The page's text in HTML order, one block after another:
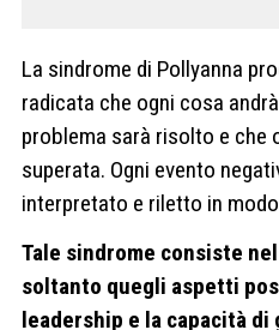
La sindrome di Pollyanna
radicata che ogni cosa
problema sarà risolto e che
superata. Ogni evento
interpretato e riletto in
Tale sindrome consiste
soltanto quegli aspetti
leadership e la capacità